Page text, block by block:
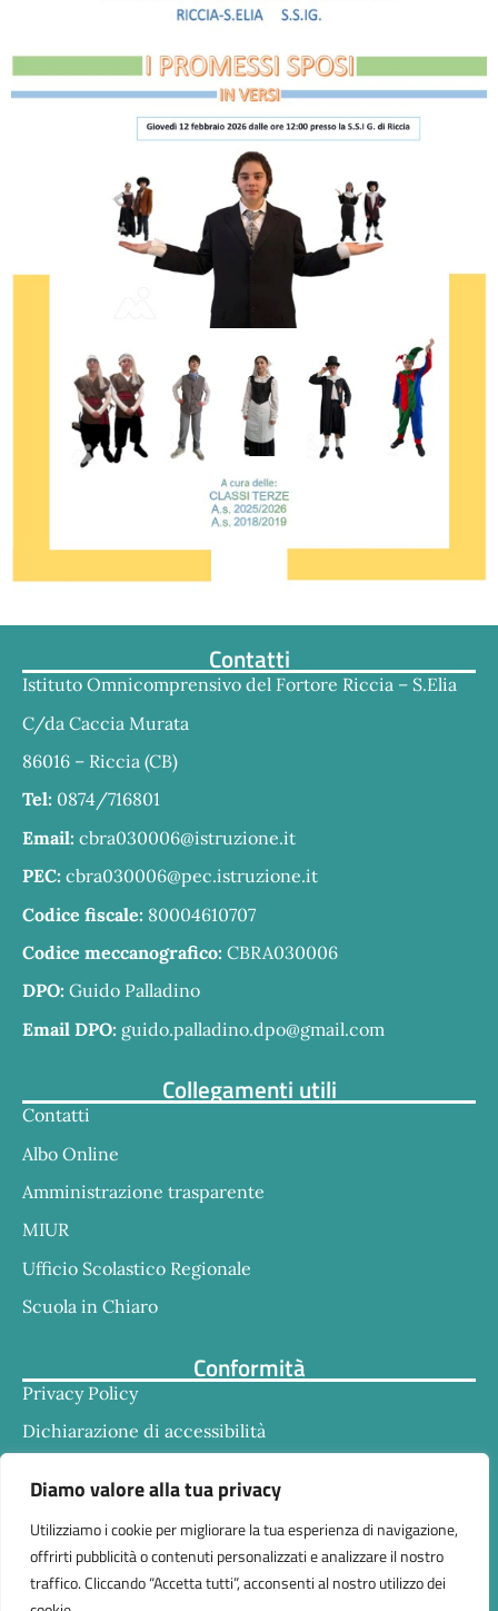
Diamo valore alla tua privacy
Utilizziamo i cookie per migliorare la tua esperienza di navigazione,
offrirti pubblicità o contenuti personalizzati e analizzare il nostro
traffico. Cliccando “Accetta tutti”, acconsenti al nostro utilizzo dei
Contatti
Istituto Omnicomprensivo del Fortore Riccia – S.Elia
C/da Caccia Murata
86016 – Riccia (CB)
Tel: 0874/716801
Email: cbra030006@istruzione.it
PEC: cbra030006@pec.istruzione.it
Codice fiscale: 80004610707
Codice meccanografico: CBRA030006
DPO: Guido Palladino
Email DPO: guido.palladino.dpo@gmail.com
Collegamenti utili
Contatti
Albo Online
Amministrazione trasparente
MIUR
Ufficio Scolastico Regionale
Scuola in Chiaro
Conformità
Privacy Policy
Dichiarazione di accessibilità